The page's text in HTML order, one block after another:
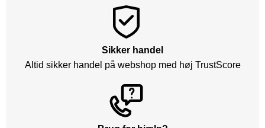
Sikker handel
Altid sikker handel på webshop med høj TrustScore